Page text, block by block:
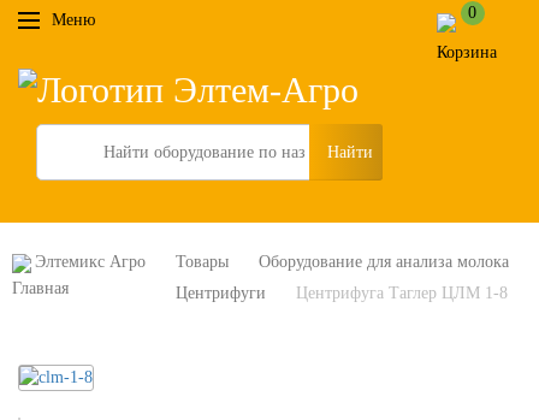
Меню 0
Search
Элтемикс Агро Товары
Оборудование для анализа молока
Центрифуги
Центрифуга Таглер ЦЛМ 1-8